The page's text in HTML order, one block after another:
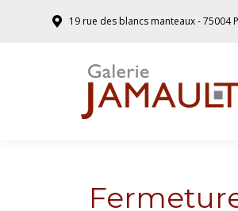
19 rue des blancs manteaux - 75004